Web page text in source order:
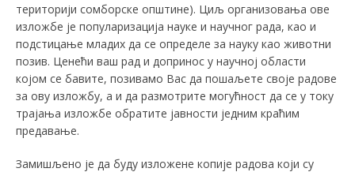
територији сомборске општине). Циљ организовања ове
изложбе је популаризација науке и научног рада, као и
подстицање младих да се определе за науку као животни
позив. Ценећи ваш рад и допринос у научној области
којом се бавите, позивамо Вас да пошаљете своје радове
за ову изложбу, а и да размотрите могућност да се у току
трајања изложбе обратите јавности једним краћим
предавање.
Замишљено је да буду изложене копије радова који су